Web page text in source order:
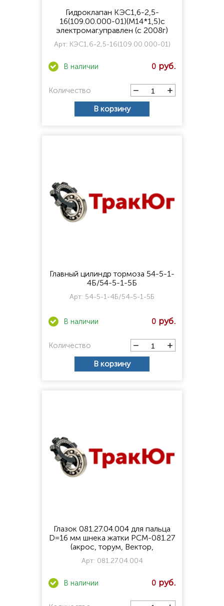
Гидроклапан КЭС1,6-2,5-
16(109.00.000-01)(М14*1,5)с
электромаг.управлен (с 2008г)
Арт: КЭС1,6-2,5-16(109.00.000-01)
0
Количество
В корзину
Главный цилиндр тормоза 54-5-1-
4Б/54-5-1-5Б
Арт: 54-5-1-4Б/54-5-1-5Б
0
Количество
В корзину
Глазок 081.27.04.004 для пальца
D=16 мм шнека жатки РСМ-081.27
(акрос, торум, Вектор,
Дон-1500Б)
Арт: 081.27.04.004
0